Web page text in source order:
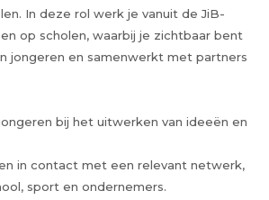
In deze rol werk je vanuit de JiB-
op scholen, waarbij je zichtbaar bent
jongeren en samenwerkt met partners
bij het uitwerken van ideeën en
in contact met een relevant netwerk,
sport en ondernemers.